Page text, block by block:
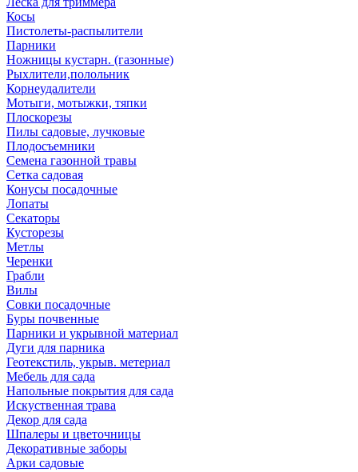
Косы
Пистолеты-распылители
Парники
Ножницы кустарн. (газонные)
Рыхлители,полольник
Корнеудалители
Мотыги, мотыжки, тяпки
Плоскорезы
Пилы садовые, лучковые
Плодосъемники
Семена газонной травы
Сетка садовая
Конусы посадочные
Лопаты
Секаторы
Кусторезы
Метлы
Черенки
Грабли
Вилы
Совки посадочные
Буры почвенные
Парники и укрывной материал
Дуги для парника
Геотекстиль, укрыв. метериал
Мебель для сада
Напольные покрытия для сада
Искуственная трава
Декор для сада
Шпалеры и цветочницы
Декоративные заборы
Арки садовые